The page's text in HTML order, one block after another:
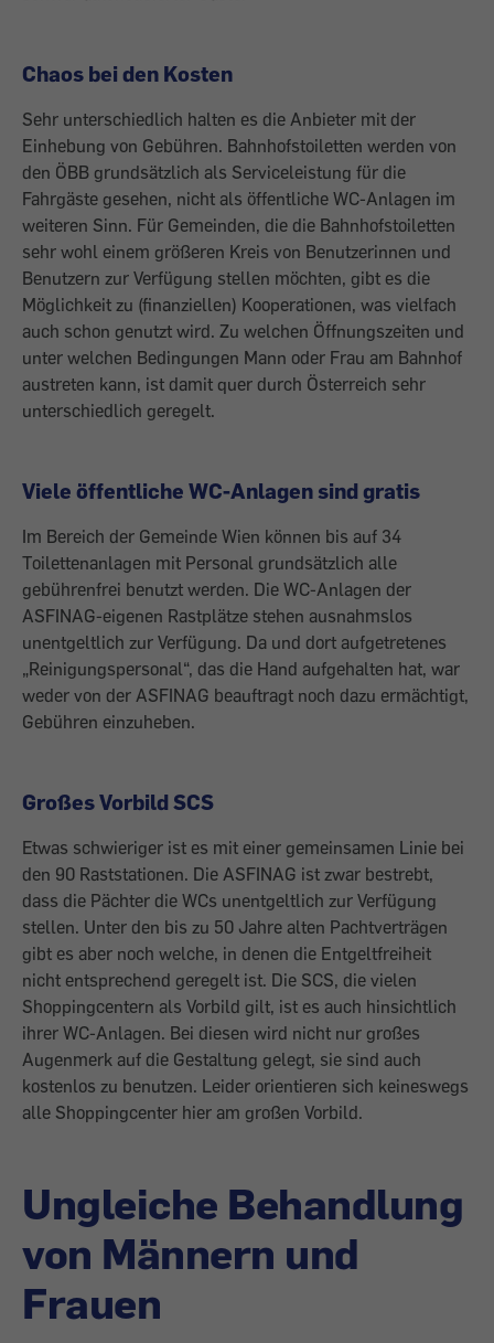
Chaos bei den Kosten
Sehr unterschiedlich halten es die Anbieter mit der
Einhebung von Gebühren. Bahnhofstoiletten werden von
den ÖBB grundsätzlich als Serviceleistung für die
Fahrgäste gesehen, nicht als öffentliche WC-Anlagen im
weiteren Sinn. Für Gemeinden, die die Bahnhofstoiletten
sehr wohl einem größeren Kreis von Benutzerinnen und
Benutzern zur Verfügung stellen möchten, gibt es die
Möglichkeit zu (finanziellen) Kooperationen, was vielfach
auch schon genutzt wird. Zu welchen Öffnungszeiten und
unter welchen Bedingungen Mann oder Frau am Bahnhof
austreten kann, ist damit quer durch Österreich sehr
unterschiedlich geregelt.
Viele öffentliche WC-Anlagen sind gratis
Im Bereich der Gemeinde Wien können bis auf 34
Toilettenanlagen mit Personal grundsätzlich alle
gebührenfrei benutzt werden. Die WC-Anlagen der
ASFINAG-eigenen Rastplätze stehen ausnahmslos
unentgeltlich zur Verfügung. Da und dort aufgetretenes
„Reinigungspersonal“, das die Hand aufgehalten hat, war
weder von der ASFINAG beauftragt noch dazu ermächtigt,
Gebühren einzuheben.
Großes Vorbild SCS
Etwas schwieriger ist es mit einer gemeinsamen Linie bei
den 90 Raststationen. Die ASFINAG ist zwar bestrebt,
dass die Pächter die WCs unentgeltlich zur Verfügung
stellen. Unter den bis zu 50 Jahre alten Pachtverträgen
gibt es aber noch welche, in denen die Entgeltfreiheit
nicht entsprechend geregelt ist. Die SCS, die vielen
Shoppingcentern als Vorbild gilt, ist es auch hinsichtlich
ihrer WC-Anlagen. Bei diesen wird nicht nur großes
Augenmerk auf die Gestaltung gelegt, sie sind auch
kostenlos zu benutzen. Leider orientieren sich keineswegs
alle Shoppingcenter hier am großen Vorbild.
Ungleiche Behandlung
von Männern und
Frauen